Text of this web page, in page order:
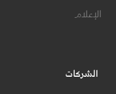
الإعلام
الشركات